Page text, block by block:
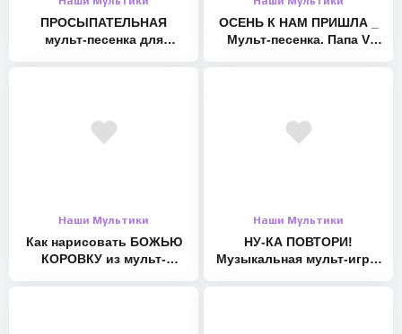
ПРОСЫПАТЕЛЬНАЯ
мульт-песенка для
ОСЕНЬ К НАМ ПРИШЛА _
Мульт-песенка. Папа V
Наши Мультики
Как нарисовать БОЖЬЮ
КОРОВКУ из мульт-
Наши Мультики
НУ-КА ПОВТОРИ!
Музыкальная мульт-игра.